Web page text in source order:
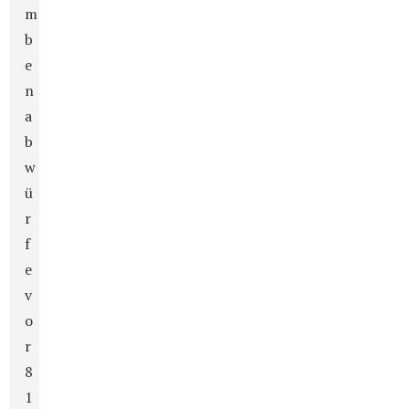
m
b
e
n
a
b
w
ü
r
f
e
v
o
r
8
1